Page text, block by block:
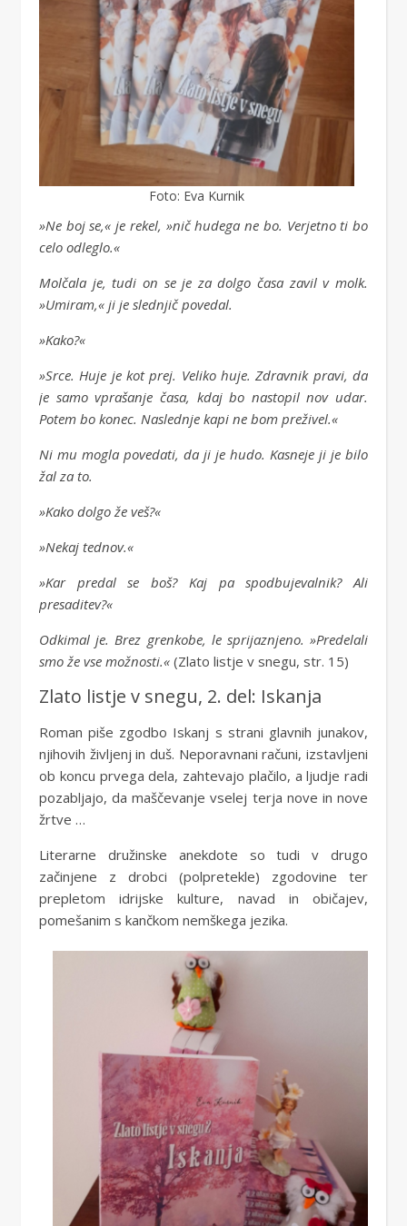
Foto: Eva Kurnik
»Ne boj se,« je rekel, »nič hudega ne bo. Verjetno ti bo
celo odleglo.«
Molčala je, tudi on se je za dolgo časa zavil v molk.
»Umiram,« ji je slednjič povedal.
»Kako?«
»Srce. Huje je kot prej. Veliko huje. Zdravnik pravi, da
je samo vprašanje časa, kdaj bo nastopil nov udar.
Potem bo konec. Naslednje kapi ne bom preživel.«
Ni mu mogla povedati, da ji je hudo. Kasneje ji je bilo
žal za to.
»Kako dolgo že veš?«
»Nekaj tednov.«
»Kar predal se boš? Kaj pa spodbujevalnik? Ali
presaditev?«
Odkimal je. Brez grenkobe, le sprijaznjeno. »Predelali
smo že vse možnosti.« (Zlato listje v snegu, str. 15)
Zlato listje v snegu, 2. del: Iskanja
Roman piše zgodbo Iskanj s strani glavnih junakov,
njihovih življenj in duš. Neporavnani računi, izstavljeni
ob koncu prvega dela, zahtevajo plačilo, a ljudje radi
pozabljajo, da maščevanje vselej terja nove in nove
žrtve …
Literarne družinske anekdote so tudi v drugo
začinjene z drobci (polpretekle) zgodovine ter
prepletom idrijske kulture, navad in običajev,
pomešanim s kančkom nemškega jezika.